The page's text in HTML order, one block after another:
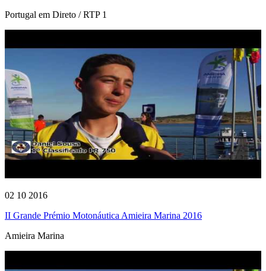
Portugal em Direto / RTP 1
02 10 2016
II Grande Prémio Motonáutica Amieira Marina 2016
Amieira Marina